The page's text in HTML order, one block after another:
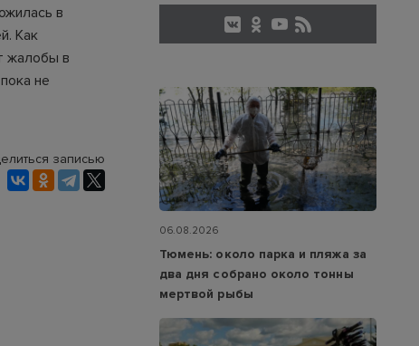
в
Как
жалобы в
не
записью
06.08.2026
Тюмень: около парка и пляжа за
два дня собрано около тонны
мертвой рыбы